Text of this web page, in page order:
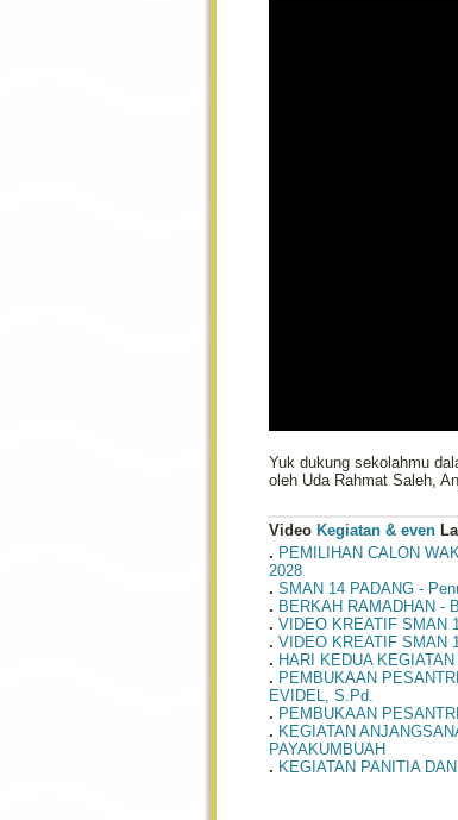
Yuk dukung sekolahmu
oleh Uda Rahmat Saleh,
Video Kegiatan & even
. PEMILIHAN CALON
2028
. SMAN 14 PADANG -
. BERKAH RAMADHAN -
. VIDEO KREATIF SMAN
. VIDEO KREATIF SMAN
. HARI KEDUA
. PEMBUKAAN
EVIDEL, S.Pd.
. PEMBUKAAN
. KEGIATAN
PAYAKUMBUAH
. KEGIATAN PANITIA